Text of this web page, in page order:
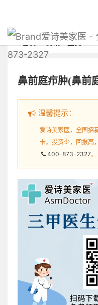
爱诗美家医 -
873-2327
首页 资讯 正文
鼻前庭疖肿(鼻前
温馨提示：
爱诗美家医，全国招
卡。投资少，回报高
400-873-2327。